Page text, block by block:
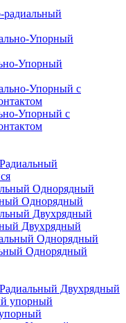
Упорный
Упорный с
Однорядный
Двухрядный
Однорядный
Двухрядный